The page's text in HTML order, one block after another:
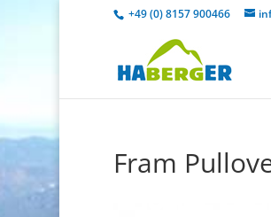
+49 (0) 8157 900466
Fram